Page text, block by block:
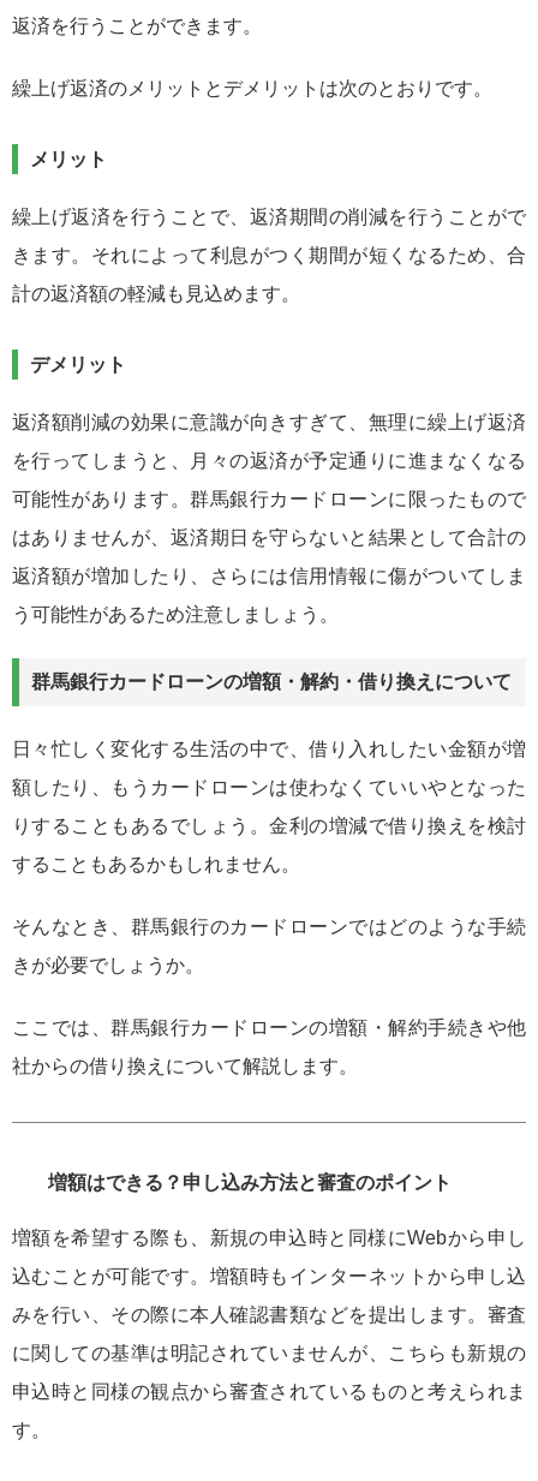
返済を行うことができます。
繰上げ返済のメリットとデメリットは次のとおりです。
メリット
繰上げ返済を行うことで、返済期間の削減を行うことがで
きます。それによって利息がつく期間が短くなるため、合
計の返済額の軽減も見込めます。
デメリット
返済額削減の効果に意識が向きすぎて、無理に繰上げ返済
を行ってしまうと、月々の返済が予定通りに進まなくなる
可能性があります。群馬銀行カードローンに限ったもので
はありませんが、返済期日を守らないと結果として合計の
返済額が増加したり、さらには信用情報に傷がついてしま
う可能性があるため注意しましょう。
群馬銀行カードローンの増額・解約・借り換えについて
日々忙しく変化する生活の中で、借り入れしたい金額が増
額したり、もうカードローンは使わなくていいやとなった
りすることもあるでしょう。金利の増減で借り換えを検討
することもあるかもしれません。
そんなとき、群馬銀行のカードローンではどのような手続
きが必要でしょうか。
ここでは、群馬銀行カードローンの増額・解約手続きや他
社からの借り換えについて解説します。
増額はできる？申し込み方法と審査のポイント
増額を希望する際も、新規の申込時と同様にWebから申し
込むことが可能です。増額時もインターネットから申し込
みを行い、その際に本人確認書類などを提出します。審査
に関しての基準は明記されていませんが、こちらも新規の
申込時と同様の観点から審査されているものと考えられま
す。